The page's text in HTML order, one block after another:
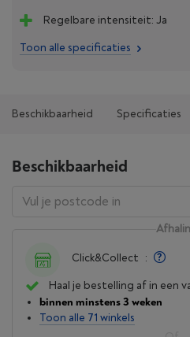
Regelbare intensiteit: Ja
Toon alle specificaties
Beschikbaarheid Specificaties
Beschikbaarheid
Click&Collect :
Haal je bestelling af in een
binnen minstens 3 weken
Toon alle 71 winkels